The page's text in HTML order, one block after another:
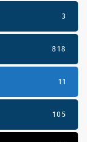
3
818
11
105